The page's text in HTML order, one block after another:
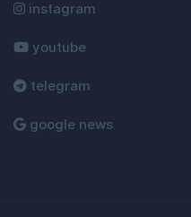
instagram
youtube
telegram
google news